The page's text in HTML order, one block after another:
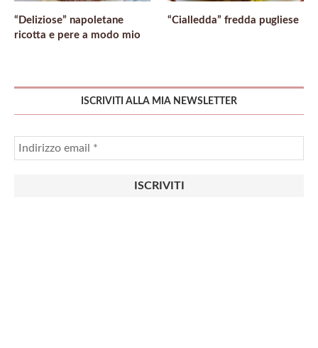
“Deliziose” napoletane
ricotta e pere a modo mio
“Cialledda” fredda pugliese
ISCRIVITI ALLA MIA NEWSLETTER